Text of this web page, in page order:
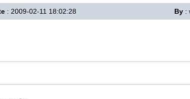
: 2009-02-11 18:02:28 By :